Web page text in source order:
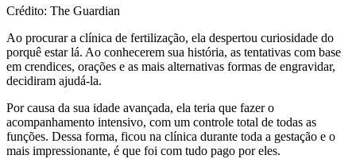
Crédito: The Guardian
Ao procurar a clínica de fertilização, ela despertou curiosidade do
porquê estar lá. Ao conhecerem sua história, as tentativas com base
em crendices, orações e as mais alternativas formas de engravidar,
decidiram ajudá-la.
Por causa da sua idade avançada, ela teria que fazer o
acompanhamento intensivo, com um controle total de todas as
funções. Dessa forma, ficou na clínica durante toda a gestação e o
mais impressionante, é que foi com tudo pago por eles.